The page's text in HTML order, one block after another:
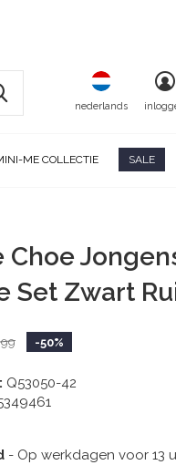
ME COLLECTIE SALE
nederlands
Choe
Set Zwart
-50%
Q53050-42
- Op werkdagen voor 13